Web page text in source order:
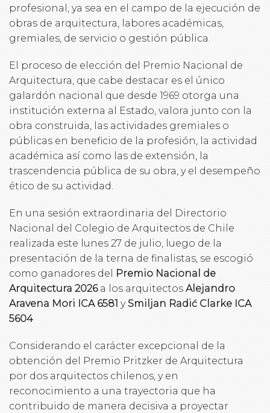
profesional, ya sea en el campo de la ejecución de
obras de arquitectura, labores académicas,
gremiales, de servicio o gestión pública.
El proceso de elección del Premio Nacional de
Arquitectura, que cabe destacar es el único
galardón nacional que desde 1969 otorga una
institución externa al Estado, valora junto con la
obra construida, las actividades gremiales o
públicas en beneficio de la profesión, la actividad
académica así como las de extensión, la
trascendencia pública de su obra, y el desempeño
ético de su actividad.
En una sesión extraordinaria del Directorio
Nacional del Colegio de Arquitectos de Chile
realizada este lunes 27 de julio, luego de la
presentación de la terna de finalistas, se escogió
como ganadores del
Premio Nacional de
Arquitectura 2026a los arquitectos Alejandro
Aravena Mori ICA 6581 ySmiljan Radić Clarke ICA
5604
Considerando el carácter excepcional de la
obtención del Premio Pritzker de Arquitectura
por dos arquitectos chilenos, y en
reconocimiento a una trayectoria que ha
contribuido de manera decisiva a proyectar